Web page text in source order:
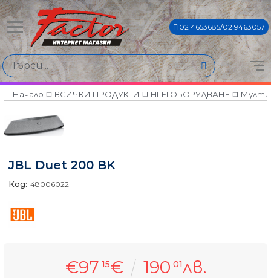
02 4653685/02 9463057
Начало ВСИЧКИ ПРОДУКТИ HI-FI ОБОРУДВАНЕ
JBL Duet 200 BK
Код: 48006022
€97 15€ 190 01лв.